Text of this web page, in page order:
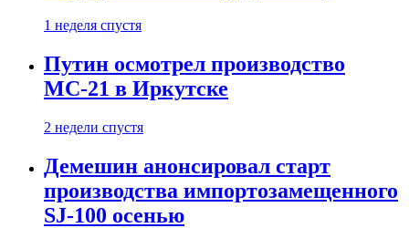
1 неделя спустя
Путин осмотрел производство
МС-21 в Иркутске
2 недели спустя
Демешин анонсировал старт
производства импортозамещенного
SJ-100 осенью